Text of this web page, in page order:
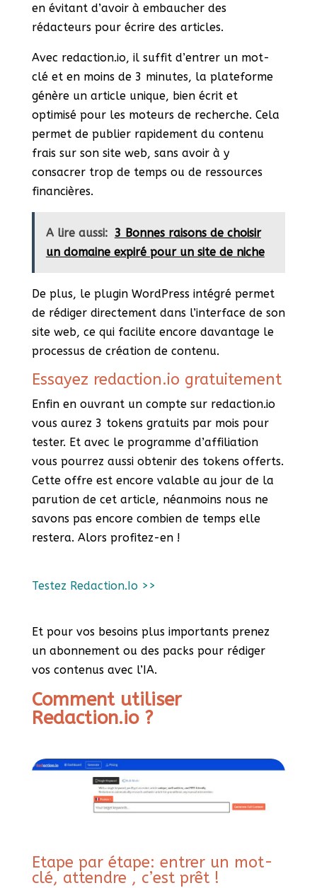
en évitant d’avoir à embaucher des
rédacteurs pour écrire des articles.
Avec redaction.io, il suffit d’entrer un mot-
clé et en moins de 3 minutes, la plateforme
génère un article unique, bien écrit et
optimisé pour les moteurs de recherche. Cela
permet de publier rapidement du contenu
frais sur son site web, sans avoir à y
consacrer trop de temps ou de ressources
financières.
A lire aussi: 3 Bonnes raisons de choisir
un domaine expiré pour un site de niche
De plus, le plugin WordPress intégré permet
de rédiger directement dans l’interface de son
site web, ce qui facilite encore davantage le
processus de création de contenu.
Essayez redaction.io gratuitement
Enfin en ouvrant un compte sur redaction.io
vous aurez 3 tokens gratuits par mois pour
tester. Et avec le programme d’affiliation
vous pourrez aussi obtenir des tokens offerts.
Cette offre est encore valable au jour de la
parution de cet article, néanmoins nous ne
savons pas encore combien de temps elle
restera. Alors profitez-en !
Testez Redaction.Io >>
Et pour vos besoins plus importants prenez
un abonnement ou des packs pour rédiger
vos contenus avec l’IA.
Comment utiliser
Redaction.io ?
Etape par étape: entrer un mot-
clé, attendre , c’est prêt !